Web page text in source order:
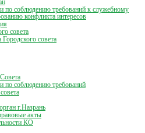
по соблюдению требований к служебному
конфликта интересов
совета
Городского совета
по соблюдению требований
г.Назрань
акты
КО